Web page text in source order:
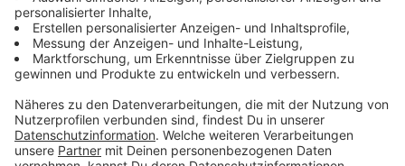
400 g Spinat, jung
2 Zweige Petersilie, glatt
Muskatnuss
Salz, Pfeffer
Anzeige